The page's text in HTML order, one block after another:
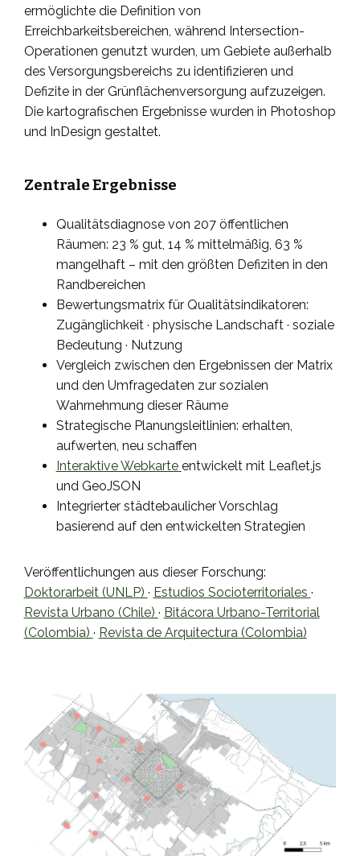
ermöglichte die Definition von
Erreichbarkeitsbereichen, während Intersection-
Operationen genutzt wurden, um Gebiete außerhalb
des Versorgungsbereichs zu identifizieren und
Defizite in der Grünflächenversorgung aufzuzeigen.
Die kartografischen Ergebnisse wurden in Photoshop
und InDesign gestaltet.
Zentrale Ergebnisse
Qualitätsdiagnose von 207 öffentlichen
Räumen: 23 % gut, 14 % mittelmäßig, 63 %
mangelhaft – mit den größten Defiziten in den
Randbereichen
Bewertungsmatrix für Qualitätsindikatoren:
Zugänglichkeit · physische Landschaft · soziale
Bedeutung · Nutzung
Vergleich zwischen den Ergebnissen der Matrix
und den Umfragedaten zur sozialen
Wahrnehmung dieser Räume
Strategische Planungsleitlinien: erhalten,
aufwerten, neu schaffen
Interaktive Webkarte entwickelt mit Leaflet.js
und GeoJSON
Integrierter städtebaulicher Vorschlag
basierend auf den entwickelten Strategien
Veröffentlichungen aus dieser Forschung:
Doktorarbeit (UNLP) · Estudios Socioterritoriales ·
Revista Urbano (Chile) · Bitácora Urbano-Territorial
(Colombia) · Revista de Arquitectura (Colombia)